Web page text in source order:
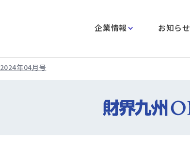
企業情報 お知らせ
2024年04月号